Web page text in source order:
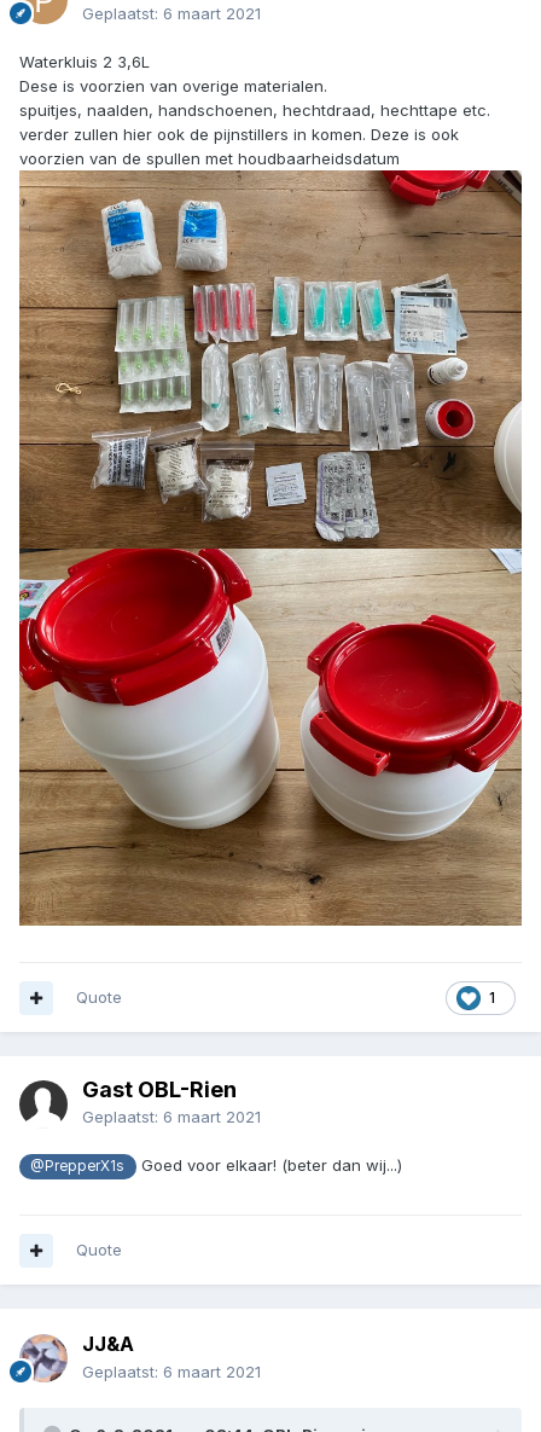
Geplaatst: 6 maart 2021
Waterkluis 2 3,6L
Dese is voorzien van overige materialen.
spuitjes, naalden, handschoenen, hechtdraad, hechttape etc.
verder zullen hier ook de pijnstillers in komen. Deze is ook
voorzien van de spullen met houdbaarheidsdatum
1
Quote
Gast OBL-Rien
Geplaatst: 6 maart 2021
@PrepperX1s Goed voor elkaar! (beter dan wij...)
Quote
JJ&A
Geplaatst: 6 maart 2021